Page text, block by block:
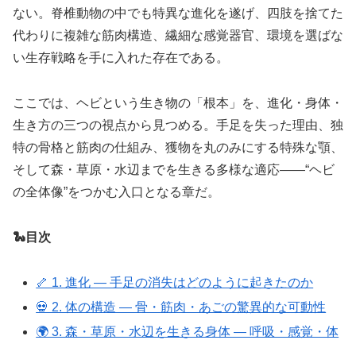
ない。脊椎動物の中でも特異な進化を遂げ、四肢を捨てた
代わりに複雑な筋肉構造、繊細な感覚器官、環境を選ばな
い生存戦略を手に入れた存在である。
ここでは、ヘビという生き物の「根本」を、進化・身体・
生き方の三つの視点から見つめる。手足を失った理由、独
特の骨格と筋肉の仕組み、獲物を丸のみにする特殊な顎、
そして森・草原・水辺までを生きる多様な適応――“ヘビ
の全体像”をつかむ入口となる章だ。
🐍目次
🦴 1. 進化 ― 手足の消失はどのように起きたのか
💀 2. 体の構造 ― 骨・筋肉・あごの驚異的な可動性
🌍 3. 森・草原・水辺を生きる身体 ― 呼吸・感覚・体